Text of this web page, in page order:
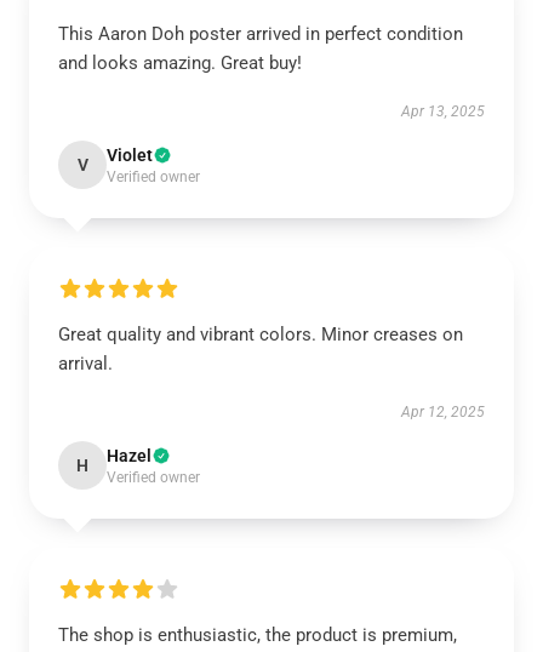
This Aaron Doh poster arrived in perfect condition
and looks amazing. Great buy!
Apr 13, 2025
V Violet
Verified owner
Great quality and vibrant colors. Minor creases on
arrival.
Apr 12, 2025
H Hazel
Verified owner
The shop is enthusiastic, the product is premium,